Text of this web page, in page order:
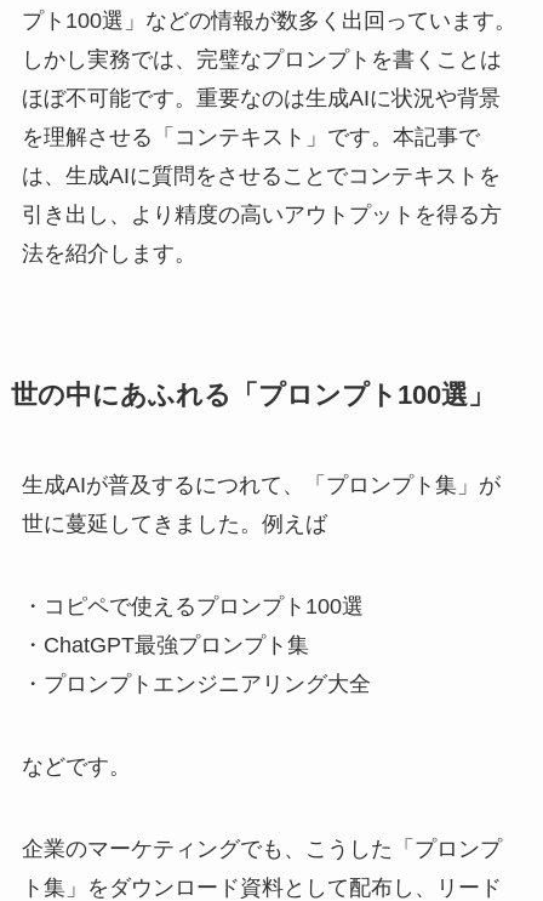
プト100選」などの情報が数多く出回っています。
しかし実務では、完璧なプロンプトを書くことは
ほぼ不可能です。重要なのは生成AIに状況や背景
を理解させる「コンテキスト」です。本記事で
は、生成AIに質問をさせることでコンテキストを
引き出し、より精度の高いアウトプットを得る方
法を紹介します。
世の中にあふれる「プロンプト100選」
生成AIが普及するにつれて、「プロンプト集」が
世に蔓延してきました。例えば
・コピペで使えるプロンプト100選
・ChatGPT最強プロンプト集
・プロンプトエンジニアリング大全
などです。
企業のマーケティングでも、こうした「プロンプ
ト集」をダウンロード資料として配布し、リード